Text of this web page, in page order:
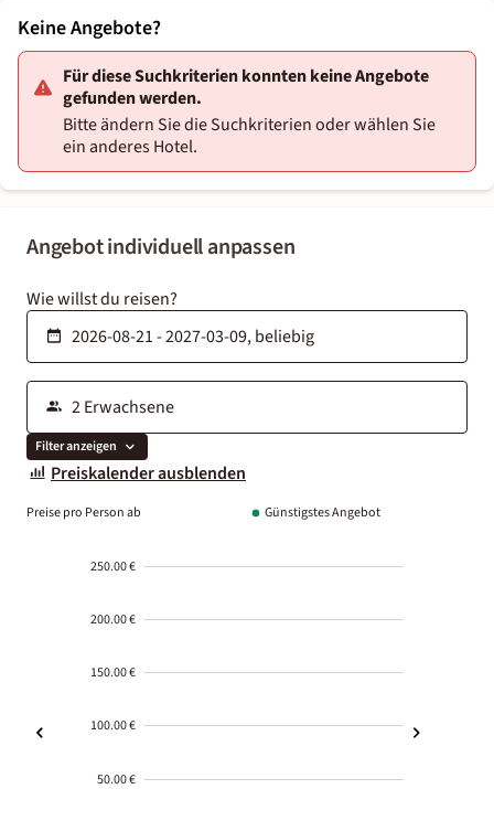
Angebot individuell anpassen
Wie willst du reisen?
Filter anzeigen
Preiskalender ausblenden
Preise pro Person ab Günstigstes Angebot
250.00 €
200.00 €
150.00 €
100.00 €
50.00 €
Keine Angebote?
Für diese Suchkriterien konnten keine Angebote
gefunden werden.
Bitte ändern Sie die Suchkriterien oder wählen Sie
ein anderes Hotel.